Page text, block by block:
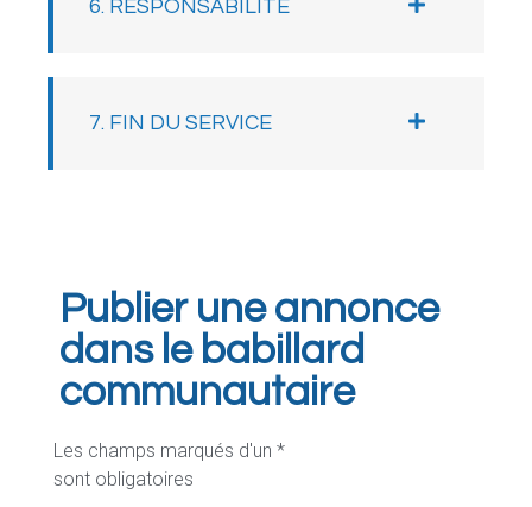
6. RESPONSABILITÉ
7. FIN DU SERVICE
Publier une annonce
dans le babillard
communautaire
Les champs marqués d'un *
sont obligatoires